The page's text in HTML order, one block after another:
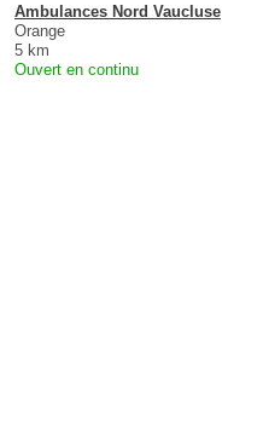
Ambulances Nord Vaucluse
Orange
5 km
Ouvert en continu